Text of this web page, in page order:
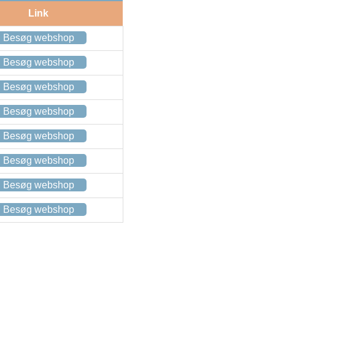
Link
Besøg webshop
Besøg webshop
Besøg webshop
Besøg webshop
Besøg webshop
Besøg webshop
Besøg webshop
Besøg webshop